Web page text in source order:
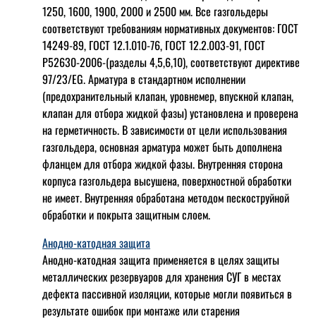
1250, 1600, 1900, 2000 и 2500 мм. Все газгольдеры
соответствуют требованиям нормативных документов: ГОСТ
14249-89, ГОСТ 12.1.010-76, ГОСТ 12.2.003-91, ГОСТ
Р52630-2006-(разделы 4,5,6,10), соответствуют директиве
97/23/EG. Арматура в стандартном исполнении
(предохранительный клапан, уровнемер, впускной клапан,
клапан для отбора жидкой фазы) установлена и проверена
на герметичность. В зависимости от цели использования
газгольдера, основная арматура может быть дополнена
фланцем для отбора жидкой фазы. Внутренняя сторона
корпуса газгольдера высушена, поверхностной обработки
не имеет. Внутренняя обработана методом пескоструйной
обработки и покрыта защитным слоем.
Анодно-катодная защита
Анодно-катодная защита применяется в целях защиты
металлических резервуаров для хранения СУГ в местах
дефекта пассивной изоляции, которые могли появиться в
результате ошибок при монтаже или старения